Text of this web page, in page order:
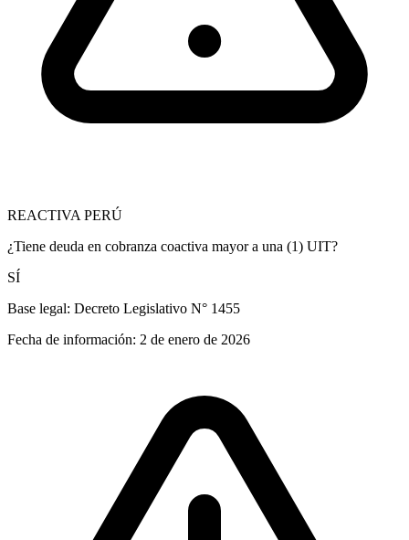
REACTIVA PERÚ
¿Tiene deuda en cobranza coactiva mayor a una (1) UIT?
SÍ
Base legal: Decreto Legislativo N° 1455
Fecha de información: 2 de enero de 2026